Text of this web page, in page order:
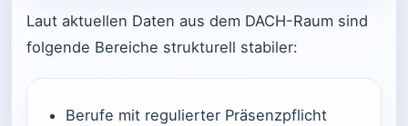
Laut aktuellen Daten aus dem DACH-Raum sind
folgende Bereiche strukturell stabiler:
Berufe mit regulierter Präsenzpflicht